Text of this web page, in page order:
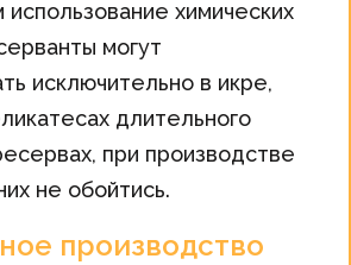
химических
могут
исключительно в икре,
длительного
при производстве
не обойтись.
производство